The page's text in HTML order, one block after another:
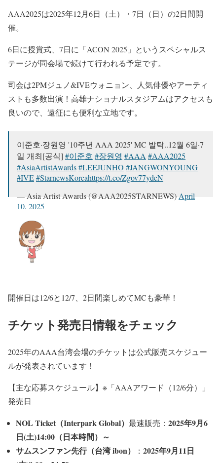
AAA2025は2025年12月6日（土）・7日（日）の2日間開
催。
6日に授賞式、7日に「ACON 2025」というスペシャルス
テージが同会場で続けて行われる予定です。
司会は2PMジュノ&IVEウォニョン、人気俳優やアーティ
ストも多数出演！高雄ナショナルスタジアムはアクセスも
良いので、遠征にも便利な立地です。
이준호·장원영 '10주년 AAA 2025' MC 발탁..12월 6일·7
일 개최[공식] #이준호 #장원영 #AAA #AAA2025
#AsiaArtistAwards#LEEJUNHO #JANGWONYOUNG
#IVE#StarnewsKoreahttps://t.co/Zgov77ydeN
— Asia Artist Awards (@AAA2025STARNEWS) April
10, 2025
開催日は12/6と12/7、2日間楽しめてMCも豪華！
チケット発売日情報をチェック
2025年のAAA台湾会場のチケットは公式販売スケジュー
ルが発表されています！
【主な応募スケジュール】※ 「AAAアワード（12/6分）」
発売日
NOL Ticket（Interpark Global） 最速販売： 2025年9月6
日(土)14:00（日本時間）～
サムスンファン先行（台湾 ibon）
： 2025年9月11日